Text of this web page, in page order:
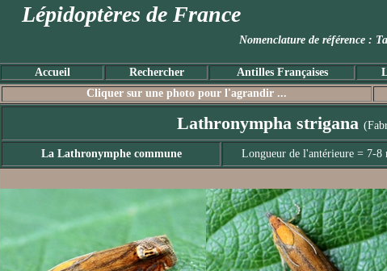
Lépidoptères de France
Nomenclature de
Accueil Rechercher Antilles Françaises
Cliquer sur une photo pour l'agrandir ...
Lathronympha strigana
La Lathronymphe commune Longueur de l'antérieure = 7-8